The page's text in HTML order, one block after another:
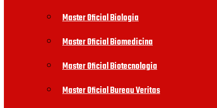
Master Oficial Biologia
Master Oficial Biomedicina
Master Oficial Biotecnologia
Master Oficial Bureau Veritas